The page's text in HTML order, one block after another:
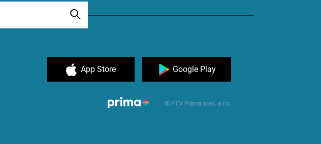
App Store Google Play
© FTV Prima spol. s r.o.